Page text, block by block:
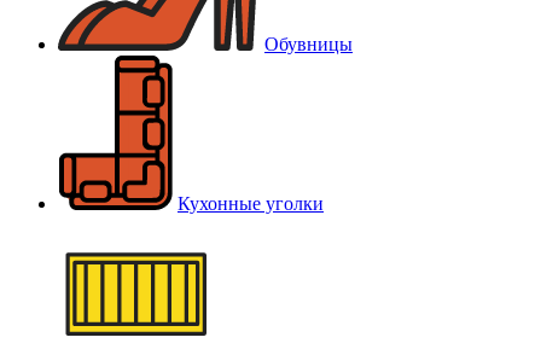
Обувницы
Кухонные уголки